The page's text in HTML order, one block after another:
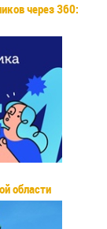
через 360:
области